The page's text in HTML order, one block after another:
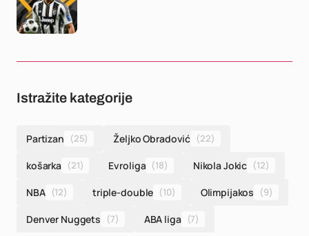
Istražite kategorije
Partizan (25) Željko Obradović (22)
košarka (21) Evroliga (18) Nikola Jokic (12)
NBA (12) triple-double (10) Olimpijakos (9)
Denver Nuggets (7) ABA liga (7)